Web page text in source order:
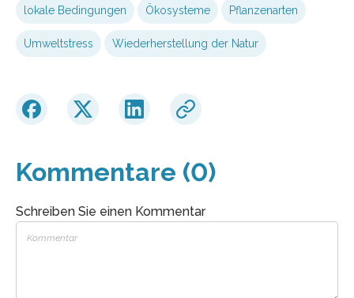
lokale Bedingungen Ökosysteme Pflanzenarten
Umweltstress Wiederherstellung der Natur
Kommentare (0)
Schreiben Sie einen Kommentar